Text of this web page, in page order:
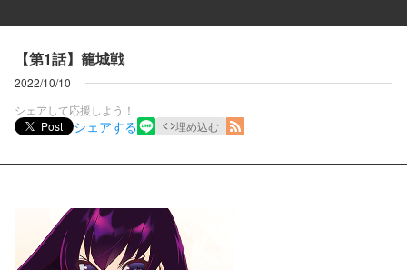
【第1話】籠城戦
2022/10/10
シェアして応援しよう！
Post
シェアする 埋め込む